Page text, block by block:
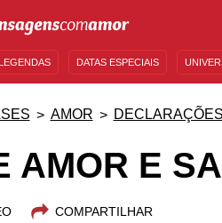
LEGENDAS DATAS ESPECIAIS
AMOR
AMOR E
COMPARTILHAR